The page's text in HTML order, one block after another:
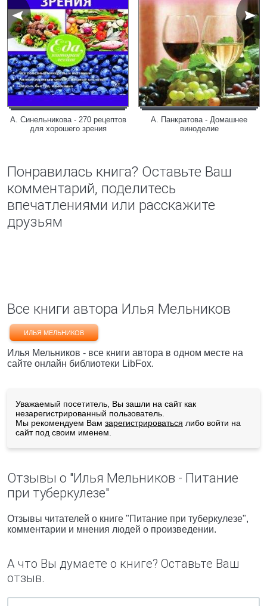
А. Синельникова - 270 рецептов
для хорошего зрения
А. Панкратова - Домашнее
виноделие
Понравилась книга? Оставьте Ваш
комментарий, поделитесь
впечатлениями или расскажите
друзьям
Все книги автора Илья Мельников
ИЛЬЯ МЕЛЬНИКОВ
Илья Мельников - все книги автора в одном месте на
сайте онлайн библиотеки LibFox.
Уважаемый посетитель, Вы зашли на сайт как
незарегистрированный пользователь.
Мы рекомендуем Вам зарегистрироваться либо войти на
сайт под своим именем.
Отзывы о "Илья Мельников - Питание
при туберкулезе"
Отзывы читателей о книге "Питание при туберкулезе",
комментарии и мнения людей о произведении.
А что Вы думаете о книге? Оставьте Ваш
отзыв.